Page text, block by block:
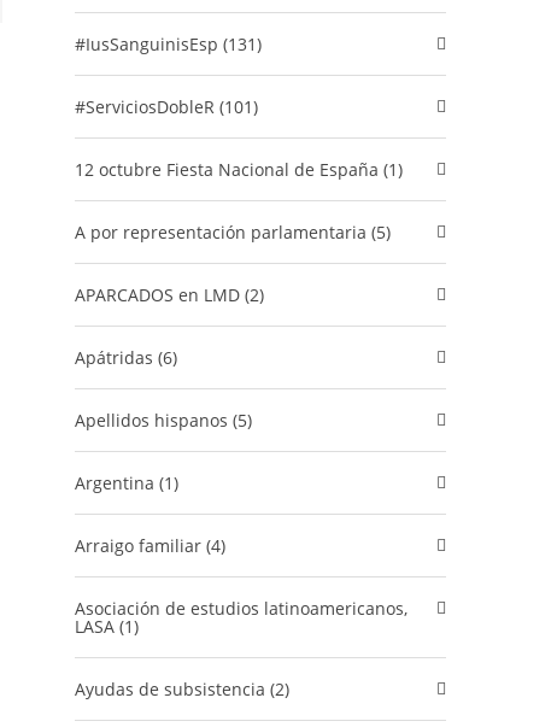
#IusSanguinisEsp (131)
#ServiciosDobleR (101)
12 octubre Fiesta Nacional de España (1)
A por representación parlamentaria (5)
APARCADOS en LMD (2)
Apátridas (6)
Apellidos hispanos (5)
Argentina (1)
Arraigo familiar (4)
Asociación de estudios latinoamericanos,
LASA (1)
Ayudas de subsistencia (2)